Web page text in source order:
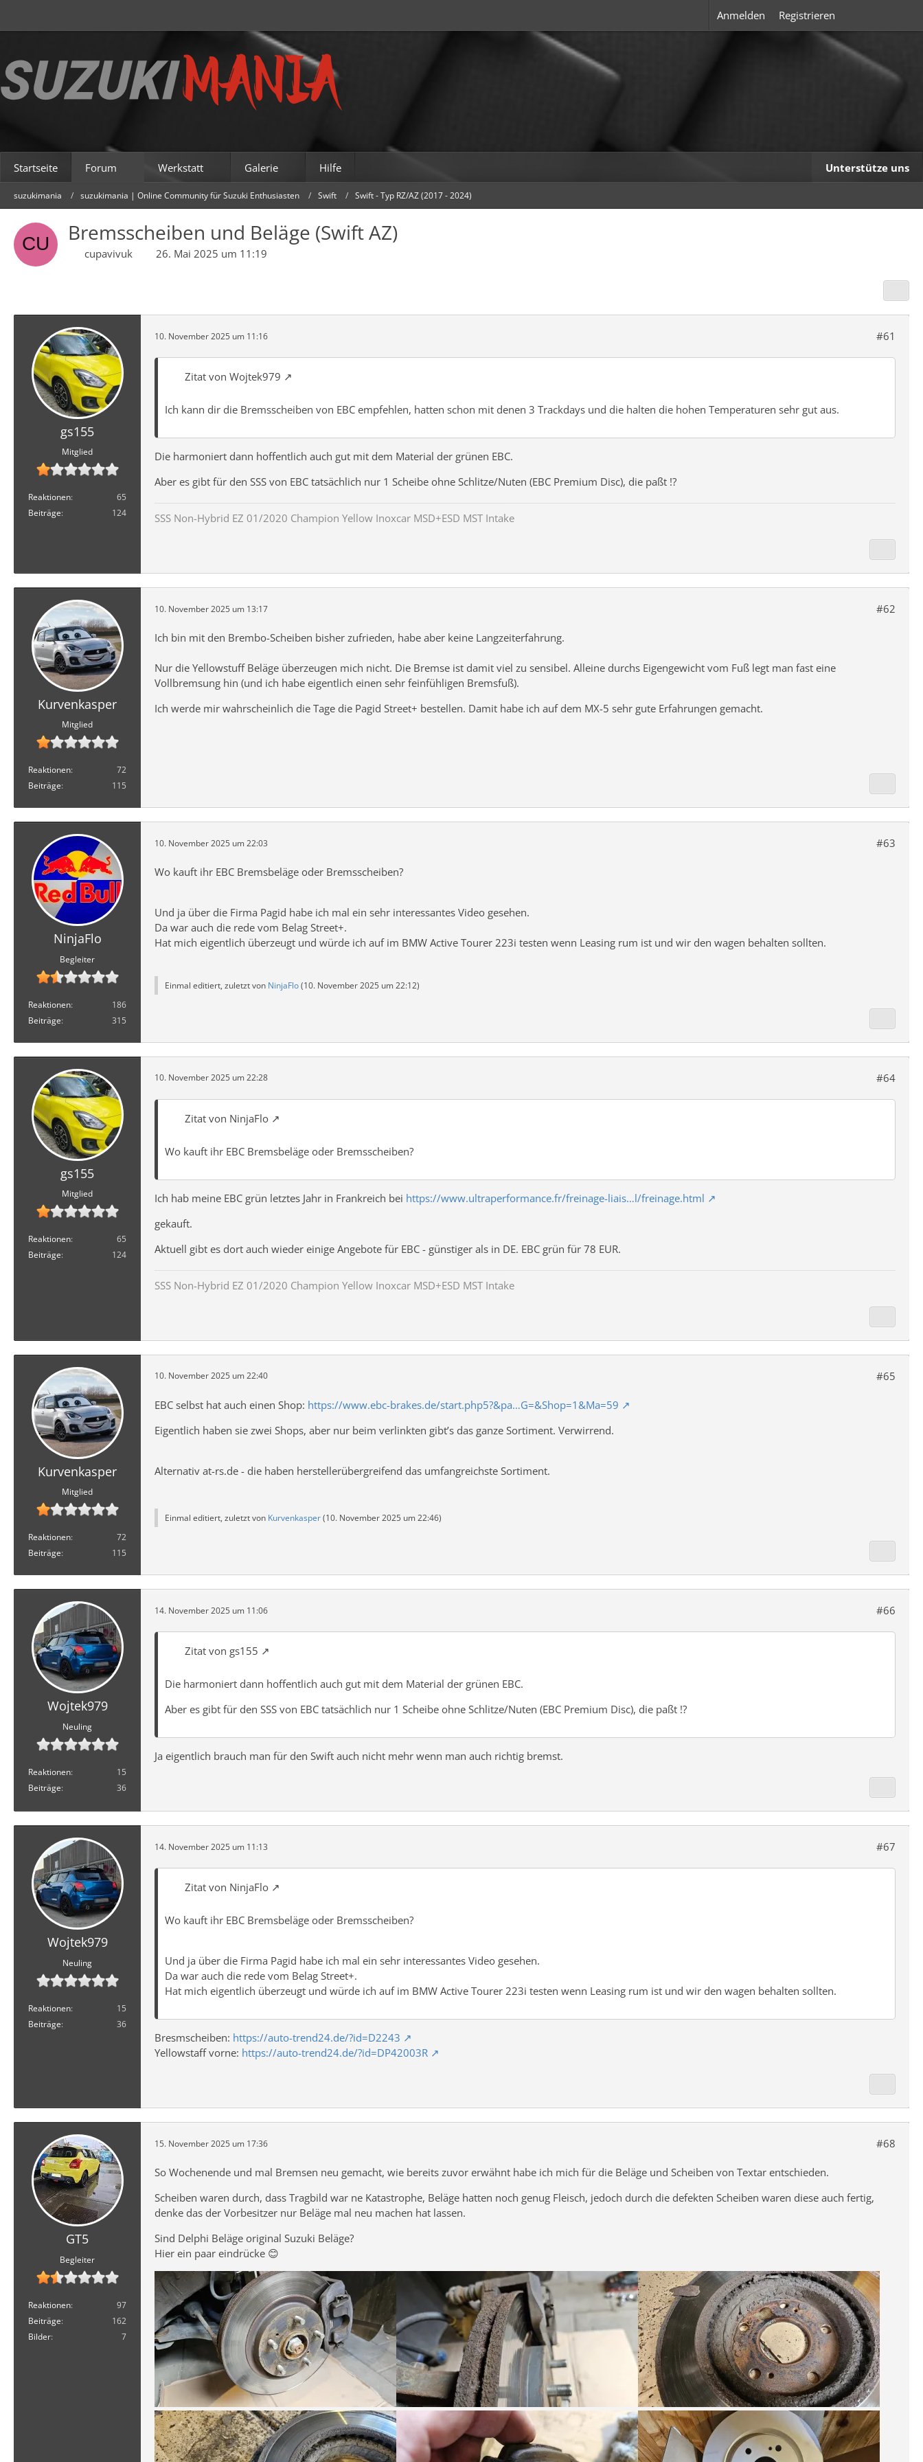
Anmelden Registrieren
Startseite Forum Werkstatt Galerie Hilfe Unterstütze uns
suzukimania suzukimania | Online Community für Suzuki Enthusiasten Swift Swift - Typ RZ/AZ (2017 - 2024)
Bremsscheiben und Beläge (Swift AZ)
cupavivuk 26. Mai 2025 um 11:19
gs155
Mitglied
Reaktionen
65
Beiträge
124
10. November 2025 um 11:16 #61
Zitat von Wojtek979
Ich kann dir die Bremsscheiben von EBC empfehlen, hatten schon mit denen 3 Trackdays und die halten die hohen Temperaturen sehr gut aus.
Die harmoniert dann hoffentlich auch gut mit dem Material der grünen EBC.
Aber es gibt für den SSS von EBC tatsächlich nur 1 Scheibe ohne Schlitze/Nuten (EBC Premium Disc), die paßt !?
SSS Non-Hybrid EZ 01/2020 Champion Yellow Inoxcar MSD+ESD MST Intake
Kurvenkasper
Mitglied
Reaktionen
72
Beiträge
115
10. November 2025 um 13:17 #62
Ich bin mit den Brembo-Scheiben bisher zufrieden, habe aber keine Langzeiterfahrung.
Nur die Yellowstuff Beläge überzeugen mich nicht. Die Bremse ist damit viel zu sensibel. Alleine durchs Eigengewicht vom Fuß legt man fast eine
Vollbremsung hin (und ich habe eigentlich einen sehr feinfühligen Bremsfuß).
Ich werde mir wahrscheinlich die Tage die Pagid Street+ bestellen. Damit habe ich auf dem MX-5 sehr gute Erfahrungen gemacht.
NinjaFlo
Begleiter
Reaktionen
186
Beiträge
315
10. November 2025 um 22:03 #63
Wo kauft ihr EBC Bremsbeläge oder Bremsscheiben?
Und ja über die Firma Pagid habe ich mal ein sehr interessantes Video gesehen.
Da war auch die rede vom Belag Street+.
Hat mich eigentlich überzeugt und würde ich auf im BMW Active Tourer 223i testen wenn Leasing rum ist und wir den wagen behalten sollten.
Einmal editiert, zuletzt von NinjaFlo(10. November 2025 um 22:12)
gs155
Mitglied
Reaktionen
65
Beiträge
124
10. November 2025 um 22:28 #64
Zitat von NinjaFlo
Wo kauft ihr EBC Bremsbeläge oder Bremsscheiben?
Ich hab meine EBC grün letztes Jahr in Frankreich bei https://www.ultraperformance.fr/freinage-liais…l/freinage.html
gekauft.
Aktuell gibt es dort auch wieder einige Angebote für EBC - günstiger als in DE. EBC grün für 78 EUR.
SSS Non-Hybrid EZ 01/2020 Champion Yellow Inoxcar MSD+ESD MST Intake
Kurvenkasper
Mitglied
Reaktionen
72
Beiträge
115
10. November 2025 um 22:40 #65
EBC selbst hat auch einen Shop: https://www.ebc-brakes.de/start.php5?&pa…G=&Shop=1&Ma=59
Eigentlich haben sie zwei Shops, aber nur beim verlinkten gibt’s das ganze Sortiment. Verwirrend.
Alternativ at-rs.de - die haben herstellerübergreifend das umfangreichste Sortiment.
Einmal editiert, zuletzt von Kurvenkasper(10. November 2025 um 22:46)
Wojtek979
Neuling
Reaktionen
15
Beiträge
36
14. November 2025 um 11:06 #66
Zitat von gs155
Die harmoniert dann hoffentlich auch gut mit dem Material der grünen EBC.
Aber es gibt für den SSS von EBC tatsächlich nur 1 Scheibe ohne Schlitze/Nuten (EBC Premium Disc), die paßt !?
Ja eigentlich brauch man für den Swift auch nicht mehr wenn man auch richtig bremst.
Wojtek979
Neuling
Reaktionen
15
Beiträge
36
14. November 2025 um 11:13 #67
Zitat von NinjaFlo
Wo kauft ihr EBC Bremsbeläge oder Bremsscheiben?
Und ja über die Firma Pagid habe ich mal ein sehr interessantes Video gesehen.
Da war auch die rede vom Belag Street+.
Hat mich eigentlich überzeugt und würde ich auf im BMW Active Tourer 223i testen wenn Leasing rum ist und wir den wagen behalten sollten.
Bresmscheiben: https://auto-trend24.de/?id=D2243
Yellowstaff vorne: https://auto-trend24.de/?id=DP42003R
GT5
Begleiter
Reaktionen
97
Beiträge
162
Bilder
7
15. November 2025 um 17:36 #68
So Wochenende und mal Bremsen neu gemacht, wie bereits zuvor erwähnt habe ich mich für die Beläge und Scheiben von Textar entschieden.
Scheiben waren durch, dass Tragbild war ne Katastrophe, Beläge hatten noch genug Fleisch, jedoch durch die defekten Scheiben waren diese auch fertig,
denke das der Vorbesitzer nur Beläge mal neu machen hat lassen.
Sind Delphi Beläge original Suzuki Beläge?
Hier ein paar eindrücke 😊